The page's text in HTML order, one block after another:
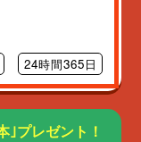
24時間365日
｣プレゼント！